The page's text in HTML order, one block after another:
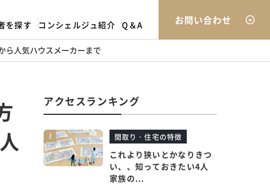
を探す コンシェルジュ紹介 Q＆A お問い合わせ
ら人気ハウスメーカーまで
アクセスランキング
間取り・住宅の特徴
これより狭いとかなりきつ
い、、知っておきたい4人
家族の...